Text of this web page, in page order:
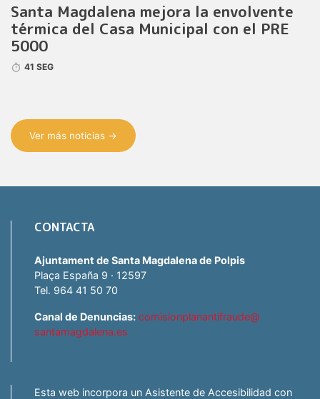
Santa Magdalena mejora la envolvente
térmica del Casa Municipal con el PRE
5000
41 SEG
Ver más noticias →
CONTACTA
Ajuntament de Santa Magdalena de Polpis
Plaça España 9 · 12597
Tel. 964 41 50 70
Canal de Denuncias: comisionplanantifraude@
santamagdalena.es
Esta web incorpora un Asistente de Accesibilidad con